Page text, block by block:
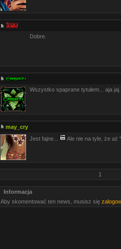
Dobre.
Wszystko spaprane tytułem... aja jaj.
may_cry
Jest fajne...
Ale nie na tyle, że aż
1
Informacja
Aby skomentować ten news, musisz się